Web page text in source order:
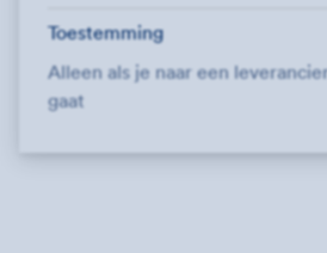
Toestemming
Alleen als je naar een
gaat